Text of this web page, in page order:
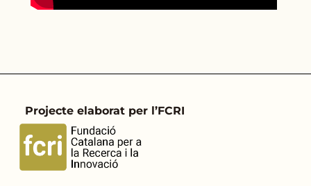
Projecte elaborat per l’FCRI